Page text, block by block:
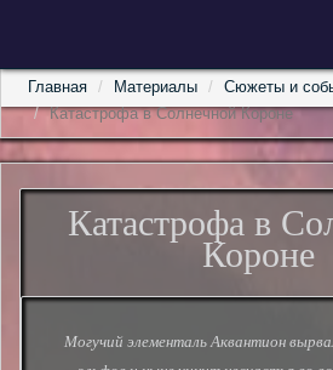
Главная Материалы
Сюжеты и
Катастрофа в Солнечной Короне
Катастрофа в
Короне
Могучий элементаль Аквантион